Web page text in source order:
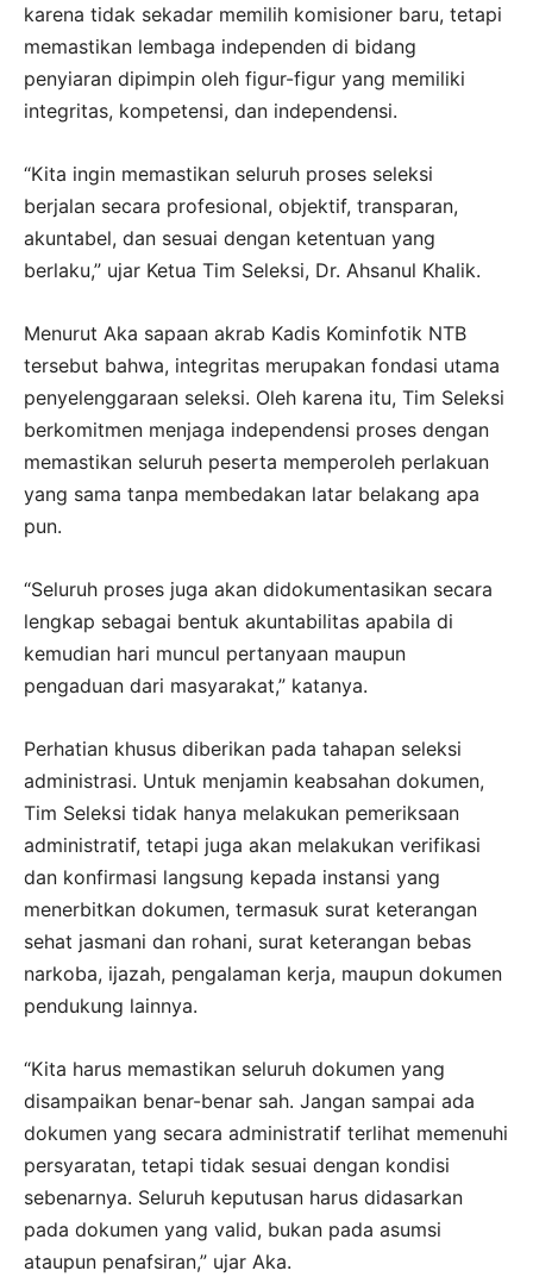
karena tidak sekadar memilih komisioner baru, tetapi
memastikan lembaga independen di bidang
penyiaran dipimpin oleh figur-figur yang memiliki
integritas, kompetensi, dan independensi.
“Kita ingin memastikan seluruh proses seleksi
berjalan secara profesional, objektif, transparan,
akuntabel, dan sesuai dengan ketentuan yang
berlaku,” ujar Ketua Tim Seleksi, Dr. Ahsanul Khalik.
Menurut Aka sapaan akrab Kadis Kominfotik NTB
tersebut bahwa, integritas merupakan fondasi utama
penyelenggaraan seleksi. Oleh karena itu, Tim Seleksi
berkomitmen menjaga independensi proses dengan
memastikan seluruh peserta memperoleh perlakuan
yang sama tanpa membedakan latar belakang apa
pun.
“Seluruh proses juga akan didokumentasikan secara
lengkap sebagai bentuk akuntabilitas apabila di
kemudian hari muncul pertanyaan maupun
pengaduan dari masyarakat,” katanya.
Perhatian khusus diberikan pada tahapan seleksi
administrasi. Untuk menjamin keabsahan dokumen,
Tim Seleksi tidak hanya melakukan pemeriksaan
administratif, tetapi juga akan melakukan verifikasi
dan konfirmasi langsung kepada instansi yang
menerbitkan dokumen, termasuk surat keterangan
sehat jasmani dan rohani, surat keterangan bebas
narkoba, ijazah, pengalaman kerja, maupun dokumen
pendukung lainnya.
“Kita harus memastikan seluruh dokumen yang
disampaikan benar-benar sah. Jangan sampai ada
dokumen yang secara administratif terlihat memenuhi
persyaratan, tetapi tidak sesuai dengan kondisi
sebenarnya. Seluruh keputusan harus didasarkan
pada dokumen yang valid, bukan pada asumsi
ataupun penafsiran,” ujar Aka.